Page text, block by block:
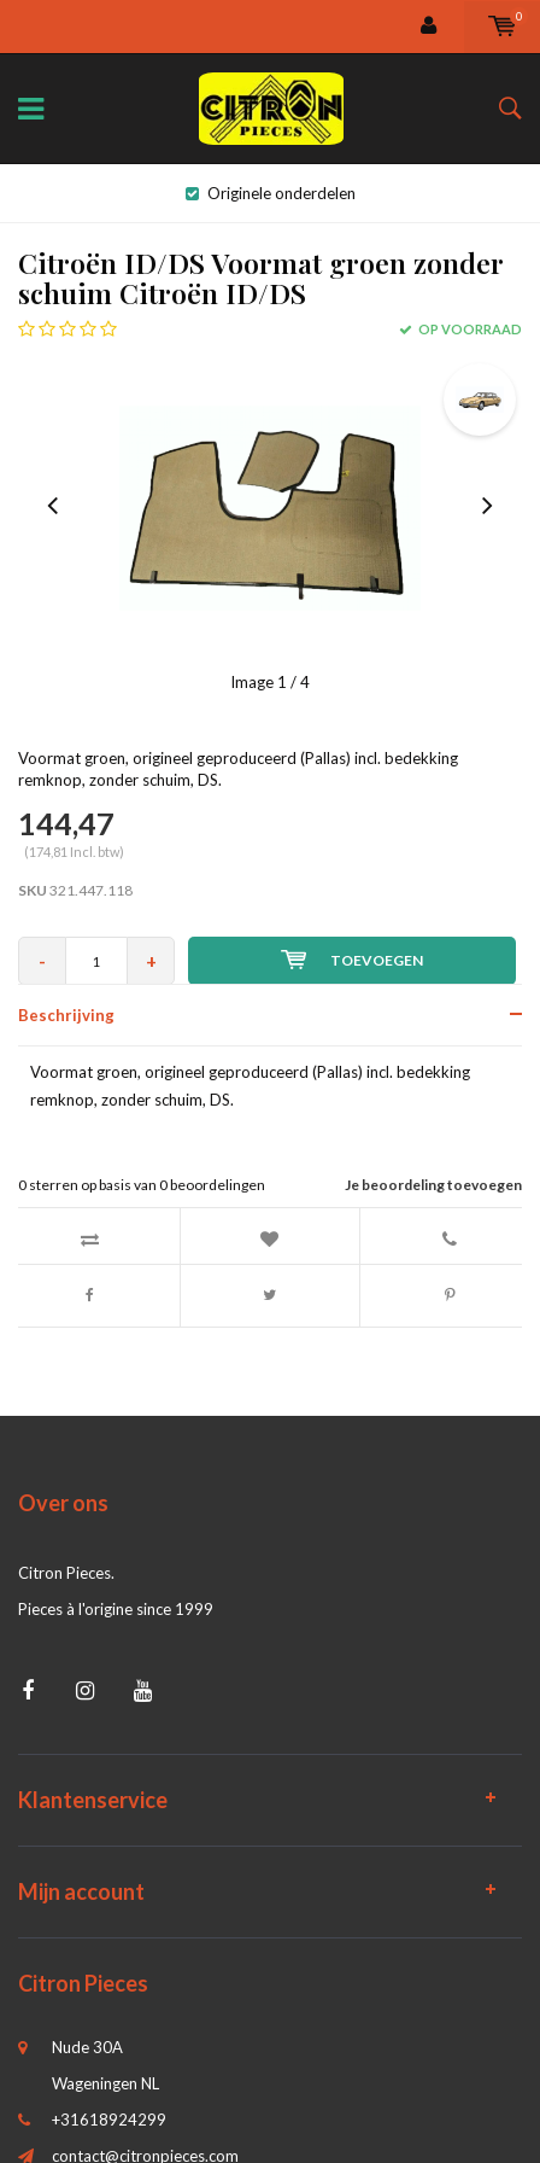
0
Originele onderdelen
Citroën ID/DS Voormat groen zonder
schuim Citroën ID/DS
OP VOORRAAD
Image 1 / 4
Voormat groen, origineel geproduceerd (Pallas) incl. bedekking
remknop, zonder schuim, DS.
144,47
(174,81 Incl. btw)
SKU 321.447.118
- + TOEVOEGEN
Beschrijving
Voormat groen, origineel geproduceerd (Pallas) incl. bedekking
remknop, zonder schuim, DS.
Je beoordeling toevoegen
0 sterren op basis van 0beoordelingen
Over ons
Citron Pieces.
Pieces à l'origine since 1999
Klantenservice
Mijn account
Citron Pieces
Nude 30A
Wageningen NL
+31618924299
contact@citronpieces.com